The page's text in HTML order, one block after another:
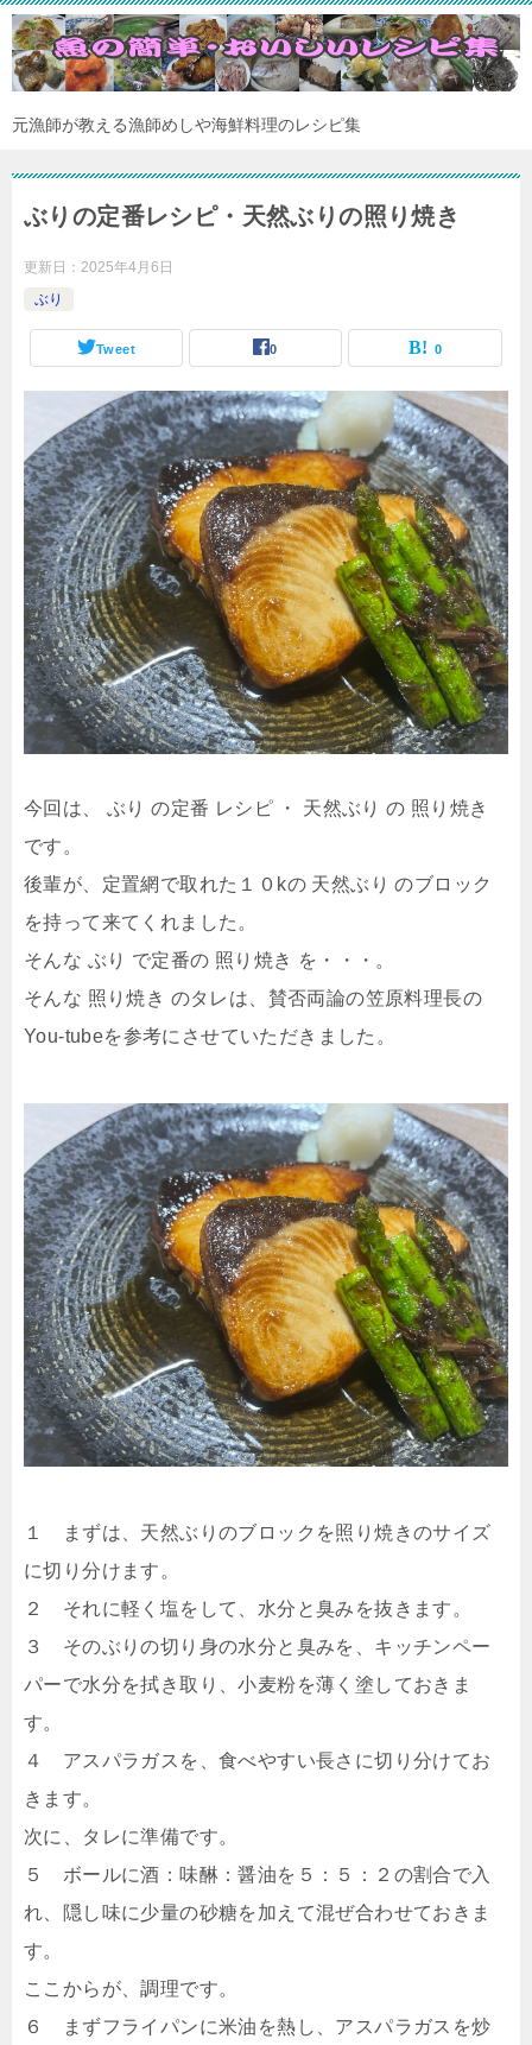
元漁師が教える漁師めしや海鮮料理のレシピ集
ぶりの定番レシピ・天然ぶりの照り焼き
更新日： 2025年4月6日
ぶり
Tweet 0 0
今回は、 ぶり の定番 レシピ ・ 天然ぶり の 照り焼き
です。
後輩が、定置網で取れた１０kの 天然ぶり のブロック
を持って来てくれました。
そんな ぶり で定番の 照り焼き を・・・。
そんな 照り焼き のタレは、賛否両論の笠原料理長の
You-tubeを参考にさせていただきました。
１ まずは、天然ぶりのブロックを照り焼きのサイズ
に切り分けます。
２ それに軽く塩をして、水分と臭みを抜きます。
３ そのぶりの切り身の水分と臭みを、キッチンペー
パーで水分を拭き取り、小麦粉を薄く塗しておきま
す。
４ アスパラガスを、食べやすい長さに切り分けてお
きます。
次に、タレに準備です。
５ ボールに酒：味醂：醤油を５：５：２の割合で入
れ、隠し味に少量の砂糖を加えて混ぜ合わせておきま
す。
ここからが、調理です。
６ まずフライパンに米油を熱し、アスパラガスを炒